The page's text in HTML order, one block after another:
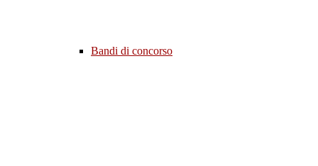
Bandi di concorso